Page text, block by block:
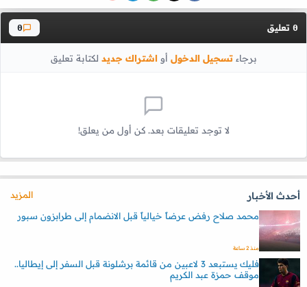
0 تعليق 0
برجاءتسجيل الدخول أواشتراك جديد لكتابة تعليق
لا توجد تعليقات بعد. كن أول من يعلق!
أحدث الأخبار
المزيد
محمد صلاح رفض عرضاً خيالياً قبل الانضمام إلى طرابزون سبور
منذ 2 ساعة
فليك يستبعد 3 لاعبين من قائمة برشلونة قبل السفر إلى إيطاليا..
موقف حمزة عبد الكريم